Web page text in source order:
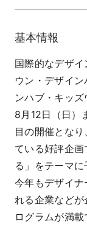
基本情報
国際的なデザ
ウン・デザイ
ンハブ・キッ
8月12日（日）
目の開催とな
ている好評企
る」をテーマに
今年もデザイ
れる企業など
ログラムが満